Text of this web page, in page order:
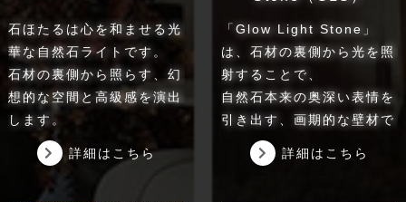
石ほたるは心を和ませる光
華な自然石ライトです。
石材の裏側から照らす、幻
想的な空間と高級感を演出
します。
・コードレス
・充電式
詳細はこちら
「Glow Light Stone」
は、石材の裏側から光を照
射することで、
自然石本来の奥深い表情を
引き出す、画期的な壁材で
幻想的なヒーリング空間を
詳細はこちら